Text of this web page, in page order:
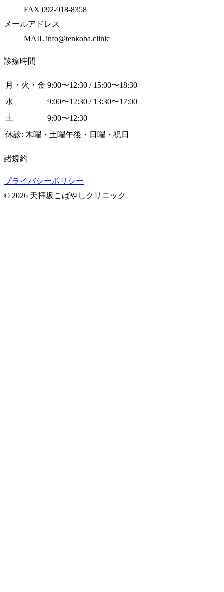
FAX 092-918-8358
メールアドレス
MAIL info@tenkoba.clinic
診療時間
月・火・金 9:00〜12:30 / 15:00〜18:30
水
9:00〜12:30 / 13:30〜17:00
土
9:00〜12:30
休診: 木曜・土曜午後・日曜・祝日
諸規約
プライバシーポリシー
© 2026 天拝坂こばやしクリニック